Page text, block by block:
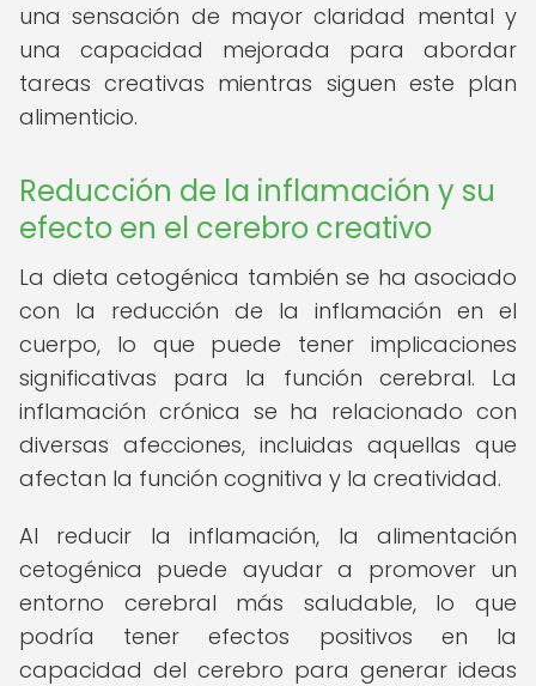
una sensación de mayor claridad mental y
una capacidad mejorada para abordar
tareas creativas mientras siguen este plan
alimenticio.
Reducción de la inflamación y su
efecto en el cerebro creativo
La dieta cetogénica también se ha asociado
con la reducción de la inflamación en el
cuerpo, lo que puede tener implicaciones
significativas para la función cerebral. La
inflamación crónica se ha relacionado con
diversas afecciones, incluidas aquellas que
afectan la función cognitiva y la creatividad.
Al reducir la inflamación, la alimentación
cetogénica puede ayudar a promover un
entorno cerebral más saludable, lo que
podría tener efectos positivos en la
capacidad del cerebro para generar ideas